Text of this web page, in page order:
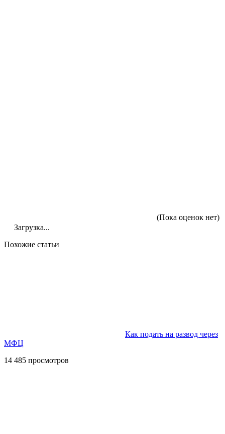
(Пока оценок нет)
Загрузка...
Похожие статьи
Как подать на развод через
МФЦ
14 485 просмотров